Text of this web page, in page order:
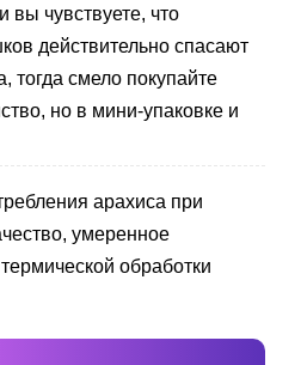
вы чувствуете, что
действительно спасают
тогда смело покупайте
но в мини-упаковке и
арахиса при
умеренное
обработки